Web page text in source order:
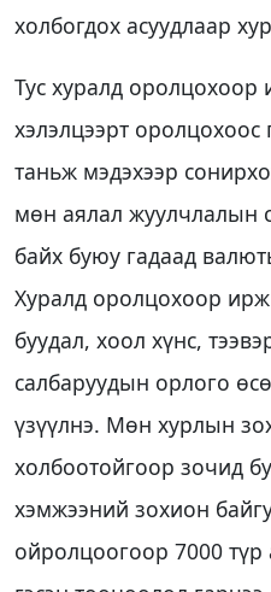
холбогдох асуудлаар
Тус хуралд оролцохоор
хэлэлцээрт
таньж мэдэхээр
мөн аялал жуулчлалын
байх буюу гадаад
Хуралд оролцохоор
буудал, хоол хүнс,
салбаруудын орлого
үзүүлнэ. Мөн хурлын
холбоотойгоор зочид
хэмжээний зохион
ойролцоогоор 7000